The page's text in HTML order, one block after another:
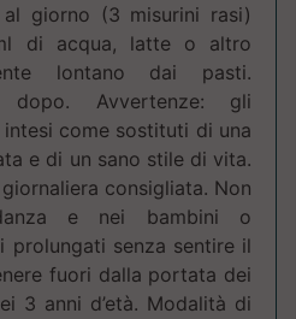
al giorno (3 misurini rasi)
di acqua, latte o altro
lontano dai pasti.
Avvertenze: gli
come sostituti di una
e di un sano stile di vita.
consigliata. Non
e nei bambini o
prolungati senza sentire il
fuori dalla portata dei
3 anni d’età. Modalità di